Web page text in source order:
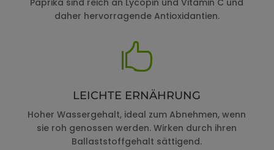
Paprika sind reich an Lycopin und Vitamin C und
daher hervorragende Antioxidantien.

LEICHTE ERNÄHRUNG
Hoher Wassergehalt, ideal zum Abnehmen, wenn
sie roh genossen werden. Wirken durch ihren
Ballaststoffgehalt sättigend.